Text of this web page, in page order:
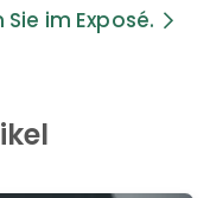
im Exposé.